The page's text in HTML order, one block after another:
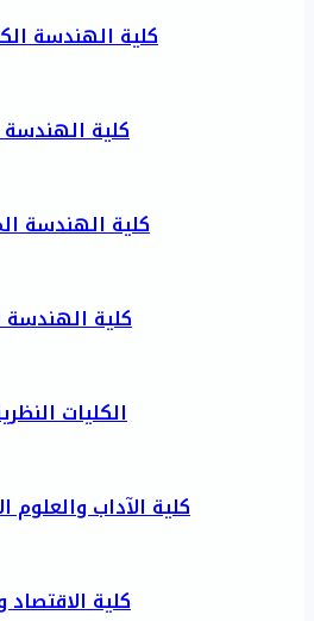
كلية الهندسة
كلية الهندسة
كلية الهندسة
كلية الهندسة
الكليات
كلية الآداب والعلوم
كلية الاقتصاد